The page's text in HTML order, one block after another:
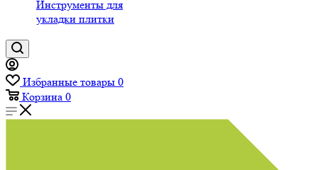
Инструменты для
укладки плитки
Избранные товары 0
Корзина 0